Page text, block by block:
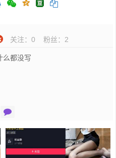
关注： 0 粉丝： 2
么都没写